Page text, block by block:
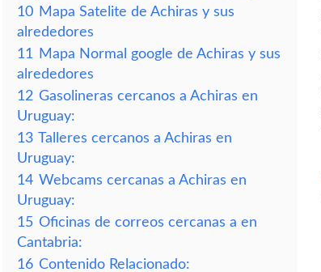
10 Mapa Satelite de Achiras y sus
alrededores
11
Mapa Normal google de Achiras y sus
alrededores
12 Gasolineras cercanos a Achiras en
Uruguay:
13 Talleres cercanos a Achiras en
Uruguay:
14 Webcams cercanas a Achiras en
Uruguay:
15 Oficinas de correos cercanas a en
Cantabria:
16 Contenido Relacionado: